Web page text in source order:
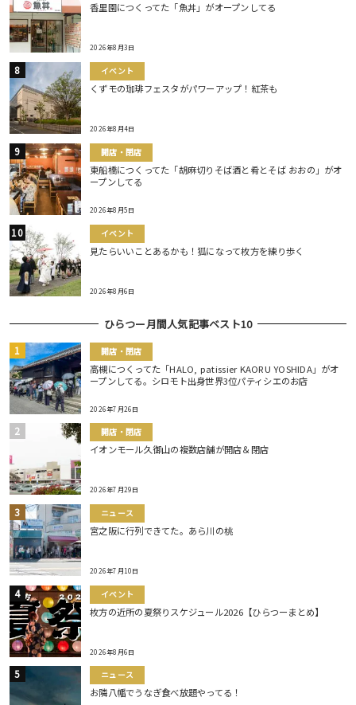
香里園につくってた「魚丼」がオープンしてる
2026年8月3日
イベント
くずモの珈琲フェスタがパワーアップ！紅茶も
2026年8月4日
開店・閉店
東船橋につくってた「胡麻切りそば酒と肴とそば おおの」がオ
ープンしてる
2026年8月5日
イベント
見たらいいことあるかも！狐になって枚方を練り歩く
2026年8月6日
ひらつー月間人気記事ベスト10
開店・閉店
高槻につくってた「HALO, patissier KAORU YOSHIDA」がオ
ープンしてる。シロモト出身世界3位パティシエのお店
2026年7月26日
開店・閉店
イオンモール久御山の複数店舗が開店＆閉店
2026年7月29日
ニュース
宮之阪に行列できてた。あら川の桃
2026年7月10日
イベント
枚方の近所の夏祭りスケジュール2026【ひらつーまとめ】
2026年8月6日
ニュース
お隣八幡でうなぎ食べ放題やってる！